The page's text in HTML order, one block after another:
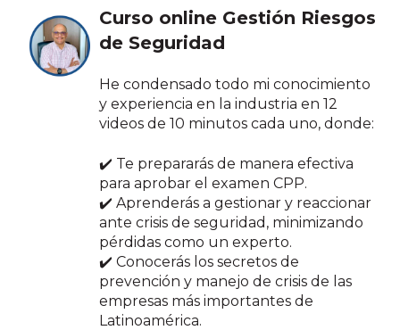
Curso online Gestión Riesgos
de Seguridad
He condensado todo mi conocimiento
y experiencia en la industria en 12
videos de 10 minutos cada uno, donde:
✔️ Te prepararás de manera efectiva
para aprobar el examen CPP.
✔️ Aprenderás a gestionar y reaccionar
ante crisis de seguridad, minimizando
pérdidas como un experto.
✔️ Conocerás los secretos de
prevención y manejo de crisis de las
empresas más importantes de
Latinoamérica.